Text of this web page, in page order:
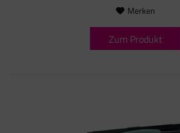
Merken
Zum Produkt